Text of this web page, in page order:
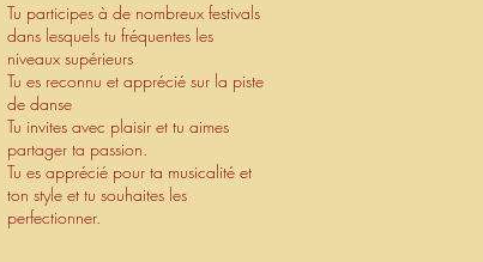
Tu participes à de nombreux festivals
dans lesquels tu fréquentes les
niveaux supérieurs
Tu es reconnu et apprécié sur la piste
de danse
Tu invites avec plaisir et tu aimes
partager ta passion.
Tu es apprécié pour ta musicalité et
ton style et tu souhaites les
perfectionner.